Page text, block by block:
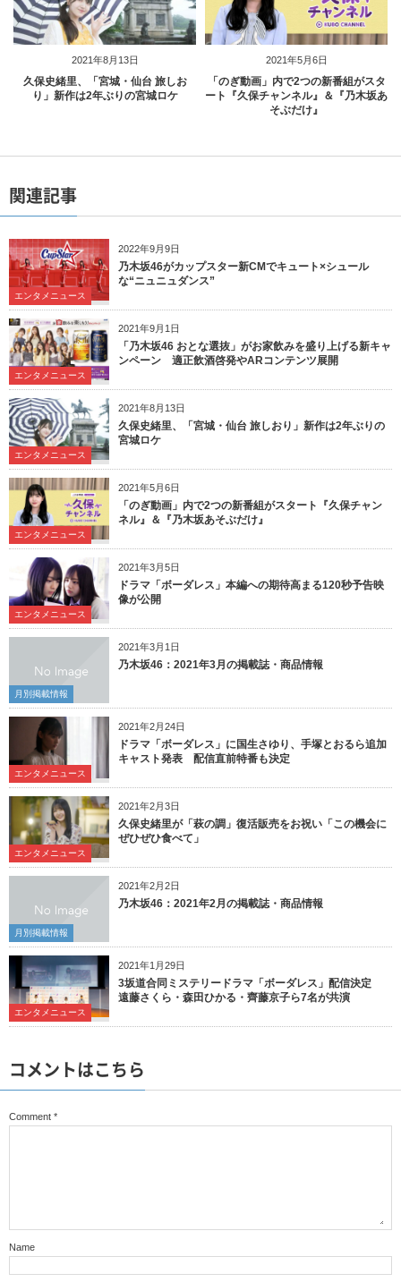
2021年8月13日
久保史緒里、「宮城・仙台 旅しお
り」新作は2年ぶりの宮城ロケ
2021年5月6日
「のぎ動画」内で2つの新番組がスタ
ート『久保チャンネル』＆『乃木坂あ
そぶだけ』
関連記事
2022年9月9日
エンタメニュース
乃木坂46がカップスター新CMでキュート×シュール
な“ニュニュダンス”
2021年9月1日
エンタメニュース
「乃木坂46 おとな選抜」がお家飲みを盛り上げる新キャ
ンペーン 適正飲酒啓発やARコンテンツ展開
2021年8月13日
エンタメニュース
久保史緒里、「宮城・仙台 旅しおり」新作は2年ぶりの
宮城ロケ
2021年5月6日
エンタメニュース
「のぎ動画」内で2つの新番組がスタート『久保チャン
ネル』＆『乃木坂あそぶだけ』
2021年3月5日
エンタメニュース
ドラマ「ボーダレス」本編への期待高まる120秒予告映
像が公開
2021年3月1日
月別掲載情報
乃木坂46：2021年3月の掲載誌・商品情報
2021年2月24日
エンタメニュース
ドラマ「ボーダレス」に国生さゆり、手塚とおるら追加
キャスト発表 配信直前特番も決定
2021年2月3日
エンタメニュース
久保史緒里が「萩の調」復活販売をお祝い「この機会に
ぜひぜひ食べて」
2021年2月2日
月別掲載情報
乃木坂46：2021年2月の掲載誌・商品情報
2021年1月29日
エンタメニュース
3坂道合同ミステリードラマ「ボーダレス」配信決定
遠藤さくら・森田ひかる・齊藤京子ら7名が共演
コメントはこちら
Comment *
Name